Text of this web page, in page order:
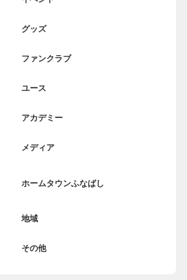
グッズ
ファンクラブ
ユース
アカデミー
メディア
ホームタウンふなばし
地域
その他